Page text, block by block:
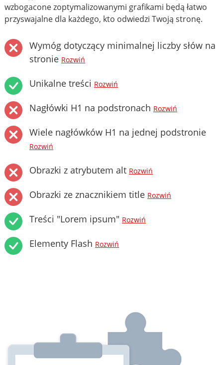
wzbogacone zoptymalizowanymi grafikami będą łatwo
przyswajalne dla każdego, kto odwiedzi Twoją stronę.
Wymóg dotyczący minimalnej liczby słów na
stronie Rozwiń
Unikalne treści Rozwiń
Nagłówki H1 na podstronach Rozwiń
Wiele nagłówków H1 na jednej podstronie
Rozwiń
Obrazki z atrybutem alt Rozwiń
Obrazki ze znacznikiem title Rozwiń
Treści "Lorem ipsum" Rozwiń
Elementy Flash Rozwiń